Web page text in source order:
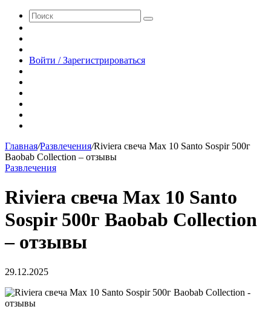
Поиск
статья
Войти / Зарегистрироваться
Главная/Развлечения/Riviera свеча Max 10 Santo Sospir 500г
Baobab Collection – отзывы
Развлечения
Riviera свеча Max 10 Santo
Sospir 500г Baobab Collection
– отзывы
29.12.2025